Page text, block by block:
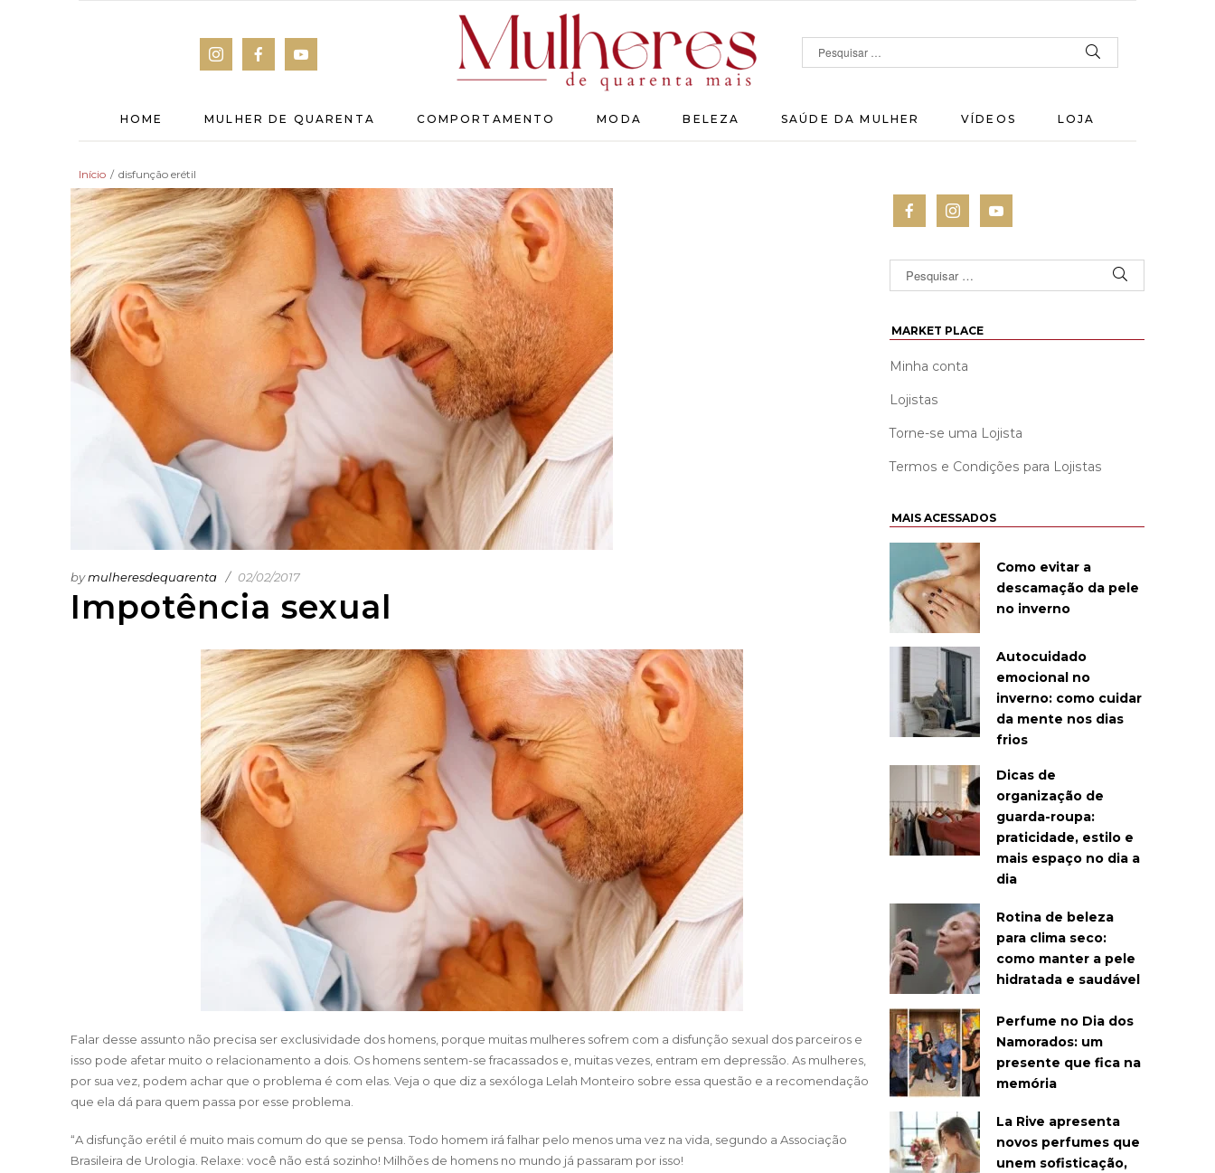
MULHERES
Para
as
mulheres
que
chegaram
lá!
HOME MULHER DE QUARENTA COMPORTAMENTO MODA BELEZA SAÚDE DA MULHER VÍDEOS LOJA
Início / disfunção erétil
Impotência sexual
bymulheresdequarenta 02/02/2017
Falar desse assunto não precisa ser exclusividade dos homens, porque muitas mulheres sofrem com a disfunção sexual dos parceiros e
isso pode afetar muito o relacionamento a dois. Os homens sentem-se fracassados e, muitas vezes, entram em depressão. As mulheres,
por sua vez, podem achar que o problema é com elas. Veja o que diz a sexóloga Lelah Monteiro sobre essa questão e a recomendação
que ela dá para quem passa por esse problema.
“A disfunção erétil é muito mais comum do que se pensa. Todo homem irá falhar pelo menos uma vez na vida, segundo a Associação
Brasileira de Urologia. Relaxe: você não está sozinho! Milhões de homens no mundo já passaram por isso!
MARKET PLACE
Minha conta
Lojistas
Torne-se uma Lojista
Termos e Condições para Lojistas
MAIS ACESSADOS
Como evitar a
descamação da pele
no inverno
Autocuidado
emocional no
inverno: como cuidar
da mente nos dias
frios
Dicas de
organização de
guarda-roupa:
praticidade, estilo e
mais espaço no dia a
dia
Rotina de beleza
para clima seco:
como manter a pele
hidratada e saudável
Perfume no Dia dos
Namorados: um
presente que fica na
memória
La Rive apresenta
novos perfumes que
unem sofisticação,